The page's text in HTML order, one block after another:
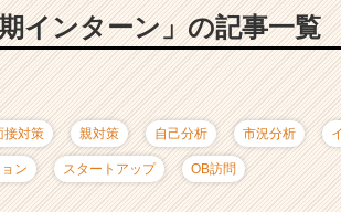
インターン」の記事一覧
接対策 親対策 自己分析 市況分析
ン スタートアップ OB訪問